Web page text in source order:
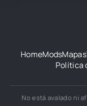
HomeModsMapas
Política
No está avalado ni